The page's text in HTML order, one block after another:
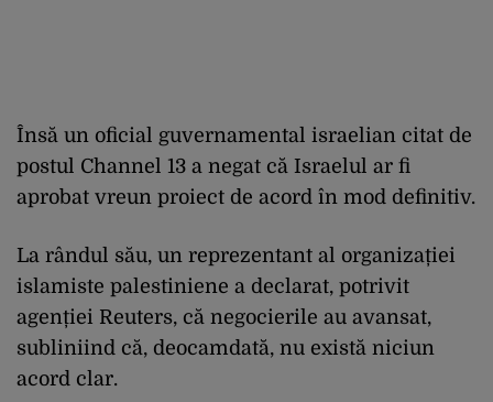
Însă un oficial guvernamental israelian citat de
postul Channel 13 a negat că Israelul ar fi
aprobat vreun proiect de acord în mod definitiv.
La rândul său, un reprezentant al organizației
islamiste palestiniene a declarat, potrivit
agenției Reuters, că negocierile au avansat,
subliniind că, deocamdată, nu există niciun
acord clar.